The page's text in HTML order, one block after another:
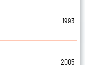
1993
2005